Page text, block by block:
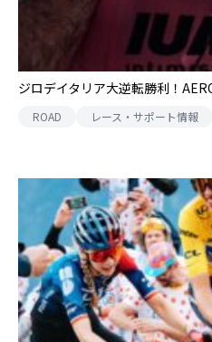
ジロデイタリア大逆転勝利！
ROAD レース・サポート情報